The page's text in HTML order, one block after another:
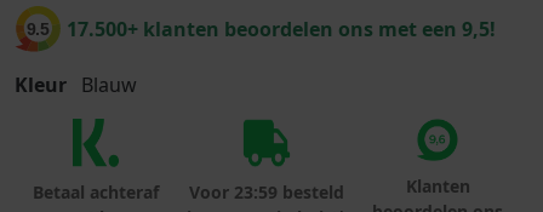
9.5 17.500+ klanten beoordelen ons met een 9,5!
Kleur Blauw
Betaal achteraf
Voor 23:59 besteld
Klanten